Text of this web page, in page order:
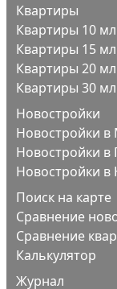
Квартиры
Квартиры 10
Квартиры 15
Квартиры 20
Квартиры 30
Новостройки
Новостройки в
Новостройки в
Новостройки
Поиск на карте
Сравнение
Сравнение
Калькулятор
Журнал